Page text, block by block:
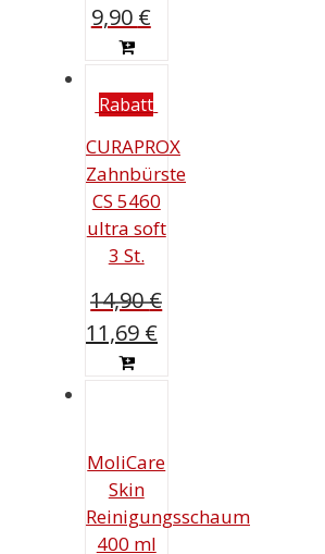
9,90 €
Rabatt
CURAPROX
Zahnbürste
CS 5460
ultra soft
3 St.
14,90€
Ursprünglicher
Preis
11,69 €
MoliCare
Skin
Reinigungsschaum
400 ml